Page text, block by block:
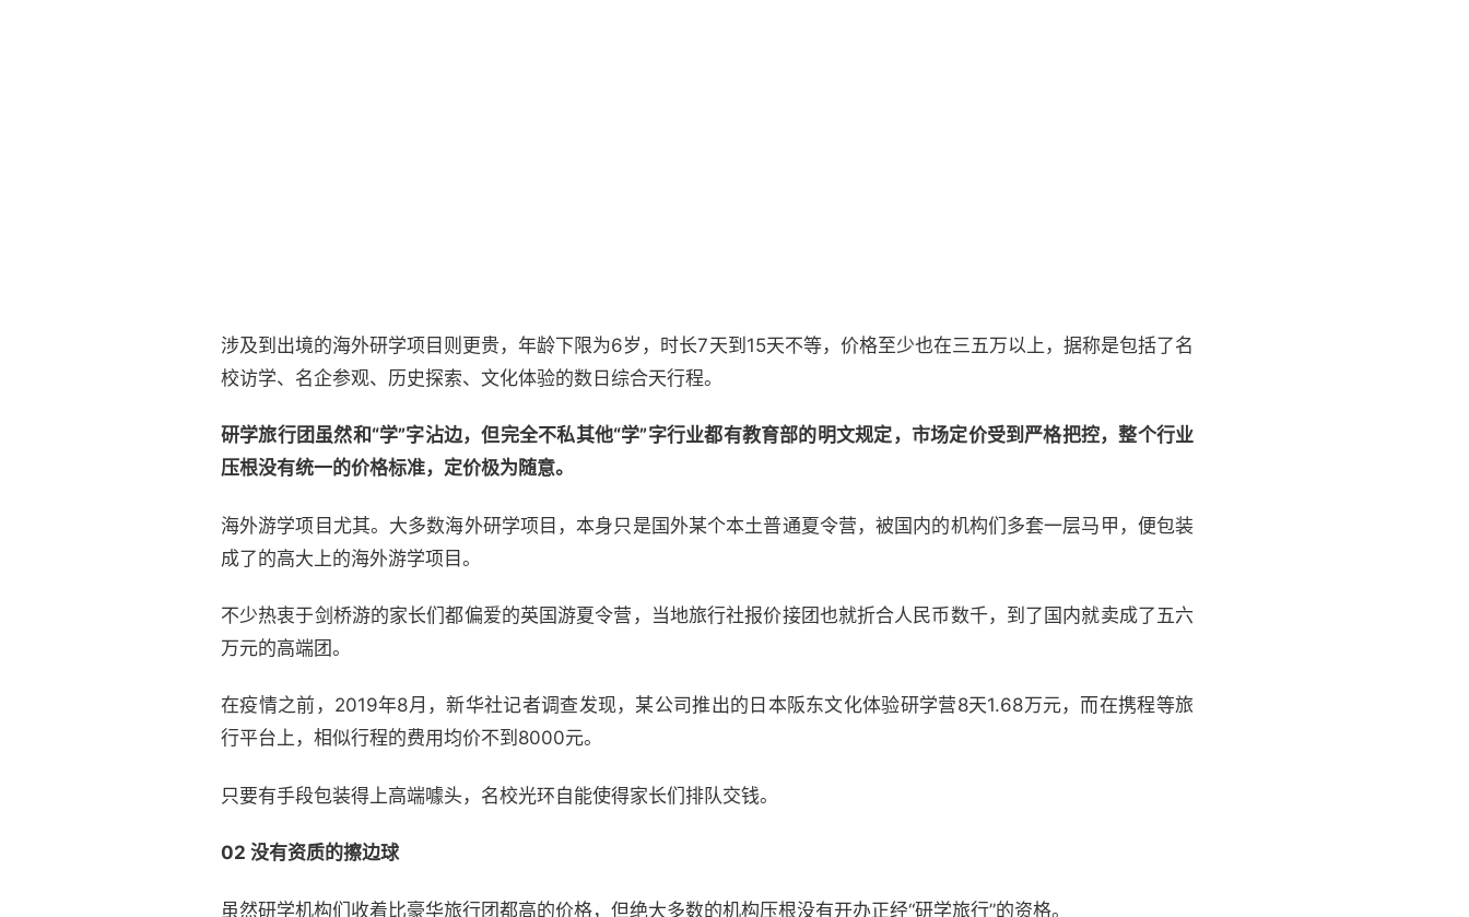
涉及到出境的海外研学项目则更贵，年龄下限为6岁，时长7天到15天不等，价格至少也在三五万以上，据称是包括了名
校访学、名企参观、历史探索、文化体验的数日综合天行程。
研学旅行团虽然和“学”字沾边，但完全不私其他“学”字行业都有教育部的明文规定，市场定价受到严格把控，整个行业
压根没有统一的价格标准，定价极为随意。
海外游学项目尤其。大多数海外研学项目，本身只是国外某个本土普通夏令营，被国内的机构们多套一层马甲，便包装
成了的高大上的海外游学项目。
不少热衷于剑桥游的家长们都偏爱的英国游夏令营，当地旅行社报价接团也就折合人民币数千，到了国内就卖成了五六
万元的高端团。
在疫情之前，2019年8月，新华社记者调查发现，某公司推出的日本阪东文化体验研学营8天1.68万元，而在携程等旅
行平台上，相似行程的费用均价不到8000元。
只要有手段包装得上高端噱头，名校光环自能使得家长们排队交钱。
02 没有资质的擦边球
虽然研学机构们收着比豪华旅行团都高的价格，但绝大多数的机构压根没有开办正经“研学旅行”的资格。